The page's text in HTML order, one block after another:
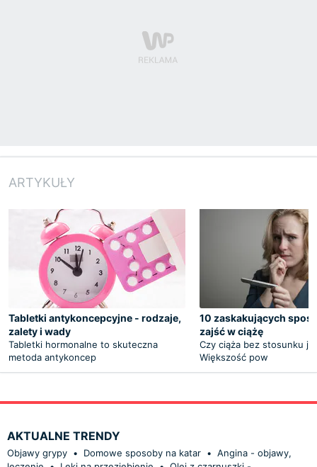
ARTYKUŁY
Tabletki antykoncepcyjne - rodzaje,
zalety i wady
Tabletki hormonalne to skuteczna
metoda antykoncep
10 zaskakujących
zajść w ciążę
Czy ciąża bez stosunku
Większość pow
AKTUALNE TRENDY
Objawy grypy • Domowe sposoby na katar • Angina - objawy,